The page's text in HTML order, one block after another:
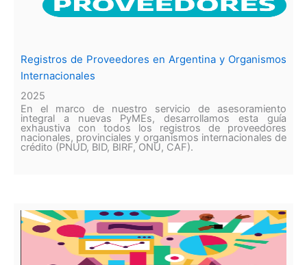
Registros de Proveedores en Argentina y Organismos
Internacionales
2025
En el marco de nuestro servicio de asesoramiento
integral a nuevas PyMEs, desarrollamos esta guía
exhaustiva con todos los registros de proveedores
nacionales, provinciales y organismos internacionales de
crédito (PNUD, BID, BIRF, ONU, CAF).